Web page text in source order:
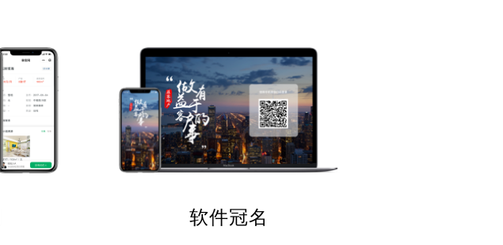
软件冠名